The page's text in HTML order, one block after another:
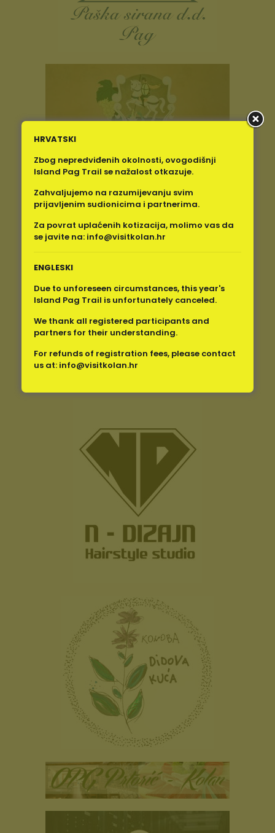
HRVATSKI
Zbog nepredviđenih okolnosti, ovogodišnji
Island Pag Trail se nažalost otkazuje.
Zahvaljujemo na razumijevanju svim
prijavljenim sudionicima i partnerima.
Za povrat uplaćenih kotizacija, molimo vas da
se javite na: info@visitkolan.hr
ENGLESKI
Due to unforeseen circumstances, this year's
Island Pag Trail is unfortunately canceled.
We thank all registered participants and
partners for their understanding.
For refunds of registration fees, please contact
us at: info@visitkolan.hr